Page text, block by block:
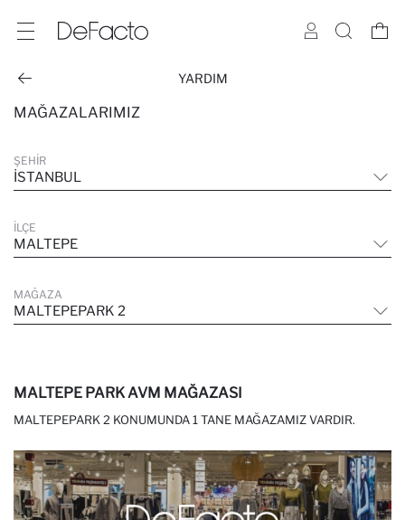
YARDIM
MAĞAZALARIMIZ
ŞEHIR
İSTANBUL
İLÇE
MALTEPE
MAĞAZA
MALTEPEPARK 2
MALTEPE PARK AVM MAĞAZASI
MALTEPEPARK 2 KONUMUNDA 1 TANE MAĞAZAMIZ VARDIR.